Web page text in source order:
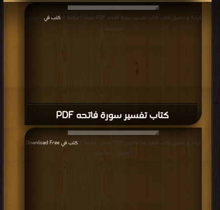
كتاب تفسير سورة فاتحه PDF
قراءة و تحميل كتاب كتاب تفسير سورة فاتحه PDF مجانا | مكتبة > كتب في
: مرة/مرات
قراءة و تحميل كتاب كتاب راه صالحان PDF مجانا | مكتبة > كتب في Download Free
| التحميل : مرة/مرات